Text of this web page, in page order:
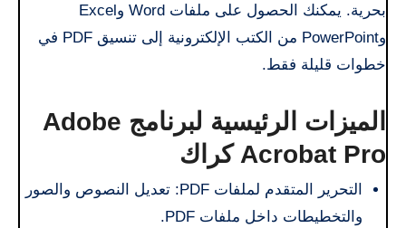
بحرية. يمكنك الحصول على ملفات Word وExcel
وPowerPoint من الكتب الإلكترونية إلى تنسيق PDF في
خطوات قليلة فقط.
الميزات الرئيسية لبرنامج Adobe
Acrobat Pro كراك
التحرير المتقدم لملفات PDF: تعديل النصوص والصور
والتخطيطات داخل ملفات PDF.